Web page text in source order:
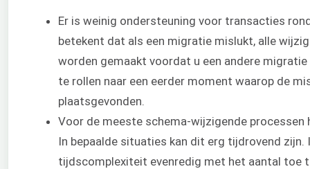
Er is weinig ondersteuning voor transacties
betekent dat als een migratie mislukt, alle
worden gemaakt voordat u een andere
te rollen naar een eerder moment waarop de
plaatsgevonden.
Voor de meeste schema-wijzigende
In bepaalde situaties kan dit erg tijdrovend zijn.
tijdscomplexiteit evenredig met het aantal toe